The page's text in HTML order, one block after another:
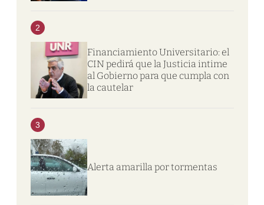
2
Financiamiento Universitario: el
CIN pedirá que la Justicia intime
al Gobierno para que cumpla con
la cautelar
3
Alerta amarilla por tormentas